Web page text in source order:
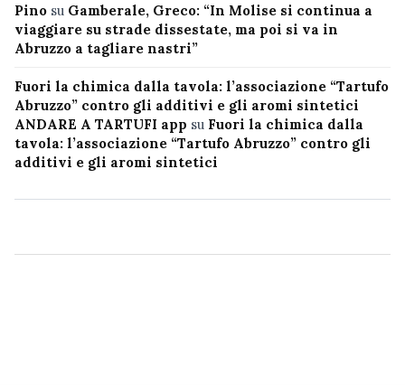
Pino su Gamberale, Greco: “In Molise si continua a
viaggiare su strade dissestate, ma poi si va in
Abruzzo a tagliare nastri”
Fuori la chimica dalla tavola: l’associazione “Tartufo
Abruzzo” contro gli additivi e gli aromi sintetici
ANDARE A TARTUFI app su Fuori la chimica dalla
tavola: l’associazione “Tartufo Abruzzo” contro gli
additivi e gli aromi sintetici